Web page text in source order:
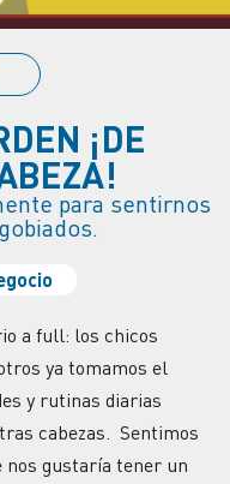
¡DE
para sentirnos
a full: los chicos
ya tomamos el
y rutinas diarias
cabezas. Sentimos
nos gustaría tener un